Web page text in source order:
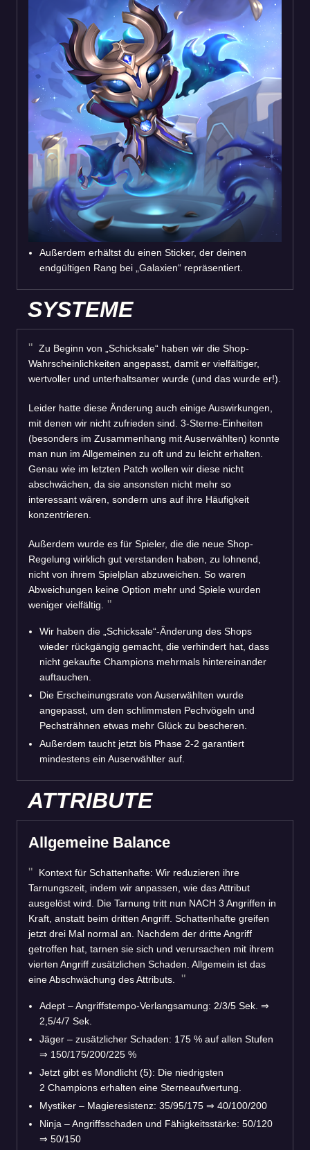
Außerdem erhältst du einen Sticker, der deinen
endgültigen Rang bei „Galaxien“ repräsentiert.
SYSTEME
Zu Beginn von „Schicksale“ haben wir die Shop-
Wahrscheinlichkeiten angepasst, damit er vielfältiger,
wertvoller und unterhaltsamer wurde (und das wurde er!).
Leider hatte diese Änderung auch einige Auswirkungen,
mit denen wir nicht zufrieden sind. 3-Sterne-Einheiten
(besonders im Zusammenhang mit Auserwählten) konnte
man nun im Allgemeinen zu oft und zu leicht erhalten.
Genau wie im letzten Patch wollen wir diese nicht
abschwächen, da sie ansonsten nicht mehr so
interessant wären, sondern uns auf ihre Häufigkeit
konzentrieren.
Außerdem wurde es für Spieler, die die neue Shop-
Regelung wirklich gut verstanden haben, zu lohnend,
nicht von ihrem Spielplan abzuweichen. So waren
Abweichungen keine Option mehr und Spiele wurden
weniger vielfältig.
Wir haben die „Schicksale“-Änderung des Shops
wieder rückgängig gemacht, die verhindert hat, dass
nicht gekaufte Champions mehrmals hintereinander
auftauchen.
Die Erscheinungsrate von Auserwählten wurde
angepasst, um den schlimmsten Pechvögeln und
Pechsträhnen etwas mehr Glück zu bescheren.
Außerdem taucht jetzt bis Phase 2-2 garantiert
mindestens ein Auserwählter auf.
ATTRIBUTE
Allgemeine Balance
Kontext für Schattenhafte: Wir reduzieren ihre
Tarnungszeit, indem wir anpassen, wie das Attribut
ausgelöst wird. Die Tarnung tritt nun NACH 3 Angriffen in
Kraft, anstatt beim dritten Angriff. Schattenhafte greifen
jetzt drei Mal normal an. Nachdem der dritte Angriff
getroffen hat, tarnen sie sich und verursachen mit ihrem
vierten Angriff zusätzlichen Schaden. Allgemein ist das
eine Abschwächung des Attributs.
Adept – Angriffstempo-Verlangsamung: 2/3/5 Sek. ⇒
2,5/4/7 Sek.
Jäger – zusätzlicher Schaden: 175 % auf allen Stufen
⇒ 150/175/200/225 %
Jetzt gibt es Mondlicht (5): Die niedrigsten
2 Champions erhalten eine Sterneaufwertung.
Mystiker – Magieresistenz: 35/95/175 ⇒ 40/100/200
Ninja – Angriffsschaden und Fähigkeitsstärke: 50/120
⇒ 50/150